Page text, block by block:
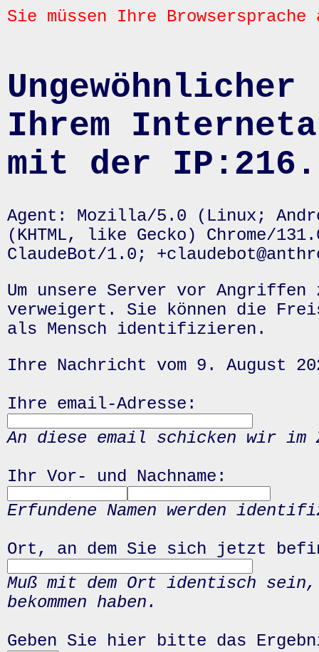
Sie müssen Ihre
Ihrem
mit der
Agent: Mozilla/5.0 (Linux;
(KHTML, like Gecko) Chrome/
ClaudeBot/1.0;
Um unsere Server vor
verweigert. Sie können die
als Mensch identifizieren.
Ihre Nachricht vom 9. August
Ihre email-Adresse:
An diese email schicken wir
Ihr Vor- und Nachname:
Erfundene Namen werden
Ort, an dem Sie sich jetzt
Muß mit dem Ort identisch
bekommen haben.
Geben Sie hier bitte das